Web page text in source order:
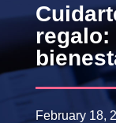
regalo:
February 18,